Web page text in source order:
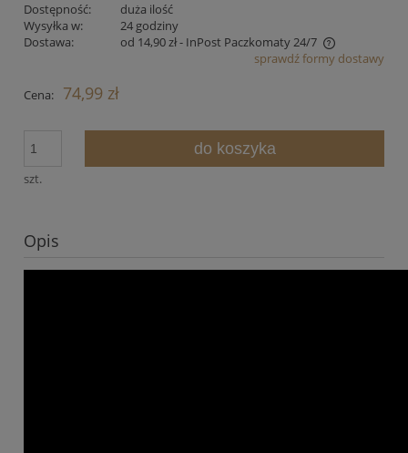
Dostępność:
duża ilość
Wysyłka w:
24 godziny
Dostawa:
od 14,90 zł- InPost Paczkomaty 24/7
Cena nie zawiera ewentualnych kosztów płatnościsprawdź formy dostawy
Cena: 74,99 zł
szt.
do koszyka
Opis